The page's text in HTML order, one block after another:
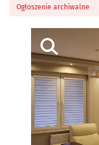
Ogłoszenie archiwalne